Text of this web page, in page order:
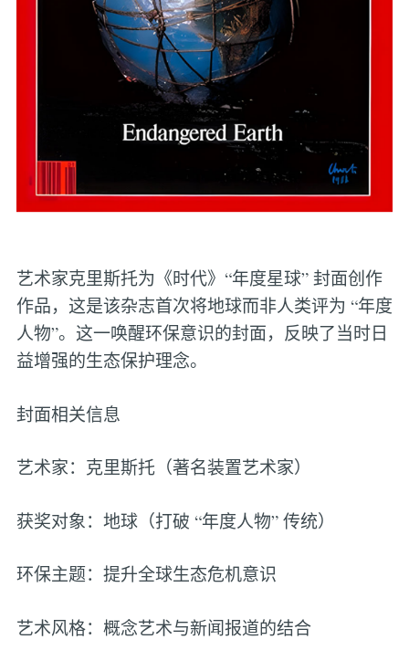
艺术家克里斯托为《时代》“年度星球” 封面创作
作品，这是该杂志首次将地球而非人类评为 “年度
人物”。这一唤醒环保意识的封面，反映了当时日
益增强的生态保护理念。
封面相关信息
艺术家：克里斯托（著名装置艺术家）
获奖对象：地球（打破 “年度人物” 传统）
环保主题：提升全球生态危机意识
艺术风格：概念艺术与新闻报道的结合